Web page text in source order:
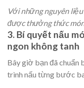
Với những nguyên
được thưởng thức
3. Bí quyết nấu
ngon không tanh
Bây giờ bạn đã chuẩn
trình nấu từng bước